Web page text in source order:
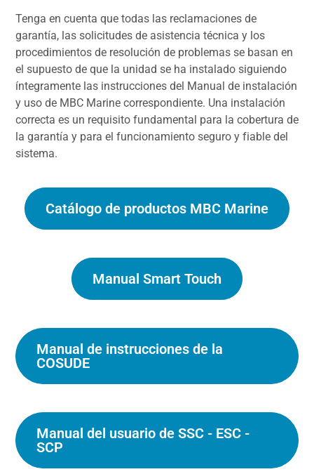
Tenga en cuenta que todas las reclamaciones de
garantía, las solicitudes de asistencia técnica y los
procedimientos de resolución de problemas se basan en
el supuesto de que la unidad se ha instalado siguiendo
íntegramente las instrucciones del Manual de instalación
y uso de MBC Marine correspondiente. Una instalación
correcta es un requisito fundamental para la cobertura de
la garantía y para el funcionamiento seguro y fiable del
sistema.
Catálogo de productos MBC Marine
Manual Smart Touch
Manual de instrucciones de la
COSUDE
Manual del usuario de SSC - ESC -
SCP